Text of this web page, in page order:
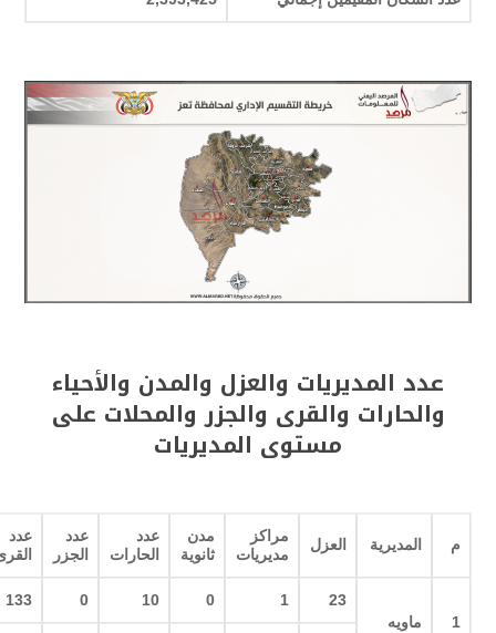
عدد المديريات والعزل والمدن والأحياء
والحارات والقرى والجزر والمحلات على
مستوى المديريات
م المديرية العزل
مراكز
مديريات
مدن
ثانوية
عدد
الحارات
عدد
الجزر
عدد
1 ماويه
23
1
0
10
0
133